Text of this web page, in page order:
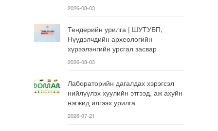
2026-08-03
Тендерийн урилга | ШУТУБП,
Нүүдэлчдийн археологийн
хүрээлэнгийн урсгал засвар
2026-08-03
Лабораторийн дагалдах хэрэгсэл
нийлүүлэх хуулийн этгээд, аж ахуйн
нэгжид илгээх урилга
2026-07-21